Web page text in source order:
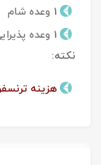
1 وعده شام
1 وعده پذیرایی
نکته:
هزینه